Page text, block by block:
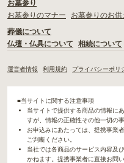
お墓参り
お墓参りのマナー
お墓参りのお供
葬儀について
仏壇・仏具について
相続について
運営者情報 利用規約 プライバシーポリ
■当サイトに関する注意事項
当サイトで提供する商品の情報に
すが、情報の正確性その他一切の
お申込みにあたっては、提携事業
ご判断ください。
当社では各商品のサービス内容及
かねます。提携事業者に直接お問